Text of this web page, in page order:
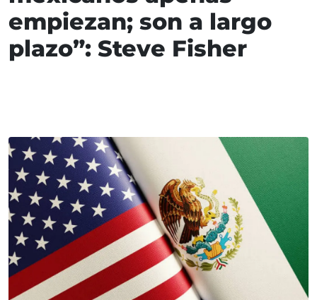
empiezan; son a largo
plazo”: Steve Fisher